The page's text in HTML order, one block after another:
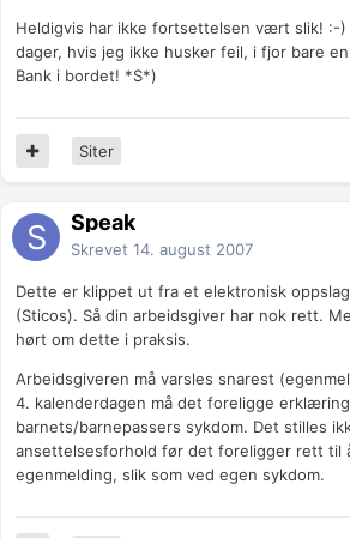
Heldigvis har ikke fortsettelsen vært slik! :-)
dager, hvis jeg ikke husker feil, i fjor bare
Bank i bordet! *S*)
Siter
Speak
Skrevet 14. august 2007
Dette er klippet ut fra et elektronisk
(Sticos). Så din arbeidsgiver har nok rett.
hørt om dette i praksis.
Arbeidsgiveren må varsles snarest
4. kalenderdagen må det foreligge
barnets/barnepassers sykdom. Det stilles
ansettelsesforhold før det foreligger rett til
egenmelding, slik som ved egen sykdom.